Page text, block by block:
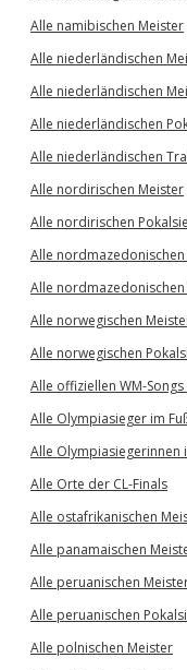
Alle namibischen Meister
Alle niederländischen
Alle niederländischen
Alle niederländischen
Alle niederländischen
Alle nordirischen Meister
Alle nordirischen
Alle
Alle
Alle norwegischen
Alle norwegischen
Alle offiziellen WM-
Alle Olympiasieger im
Alle Olympiasiegerinnen
Alle Orte der CL-Finals
Alle ostafrikanischen
Alle panamaischen
Alle peruanischen
Alle peruanischen
Alle polnischen Meister